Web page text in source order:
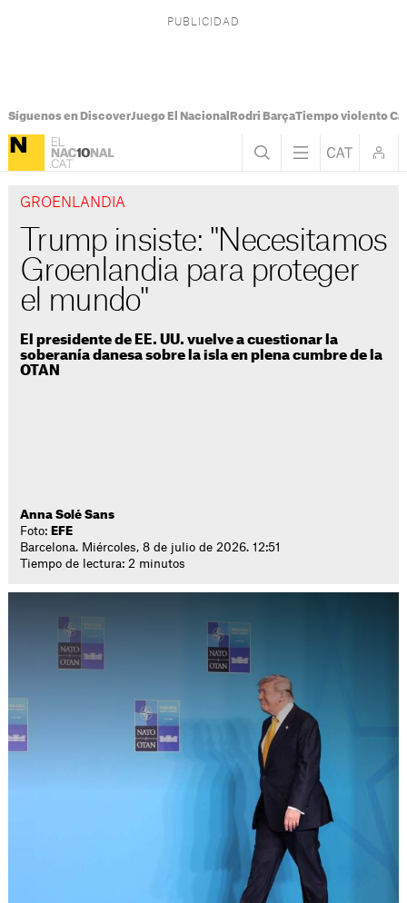
Síguenos en DiscoverJuego El Nacional Rodri BarçaTiempo violento
GROENLANDIA
Trump insiste: "Necesitamos
Groenlandia para proteger
el mundo"
El presidente de EE. UU. vuelve a cuestionar la
soberanía danesa sobre la isla en plena cumbre de la
OTAN
Anna Solé Sans
Foto: EFE
Barcelona. Miércoles, 8 de julio de 2026. 12:51
Tiempo de lectura: 2 minutos